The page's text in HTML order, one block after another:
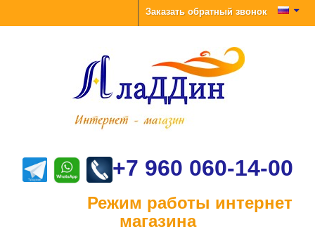
Заказать обратный звонок
+7 960 060-14-00
Режим работы интернет
магазина